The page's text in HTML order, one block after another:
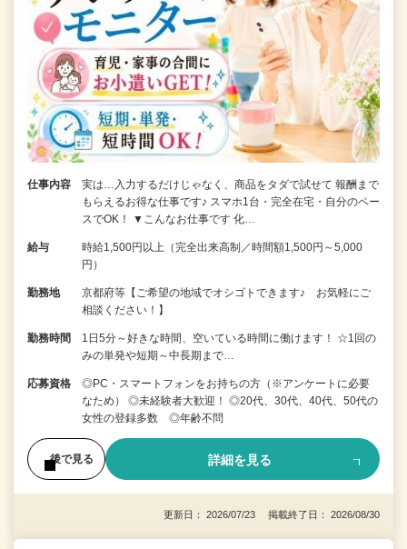
仕事内容
実は…入力するだけじゃなく、商品をタダで試せて 報酬まで
もらえるお得な仕事です♪ スマホ1台・完全在宅・自分のペー
スでOK！ ▼こんなお仕事です 化…
給与
時給1,500円以上（完全出来高制／時間額1,500円～5,000
円）
勤務地
京都府等【ご希望の地域でオシゴトできます♪ お気軽にご
相談ください！】
勤務時間
1日5分～好きな時間、空いている時間に働けます！ ☆1回の
みの単発や短期～中長期まで…
応募資格
◎PC・スマートフォンをお持ちの方（※アンケートに必要
なため） ◎未経験者大歓迎！ ◎20代、30代、40代、50代の
女性の登録多数 ◎年齢不問
後で見る 詳細を見る
更新日： 2026/07/23 掲載終了日： 2026/08/30